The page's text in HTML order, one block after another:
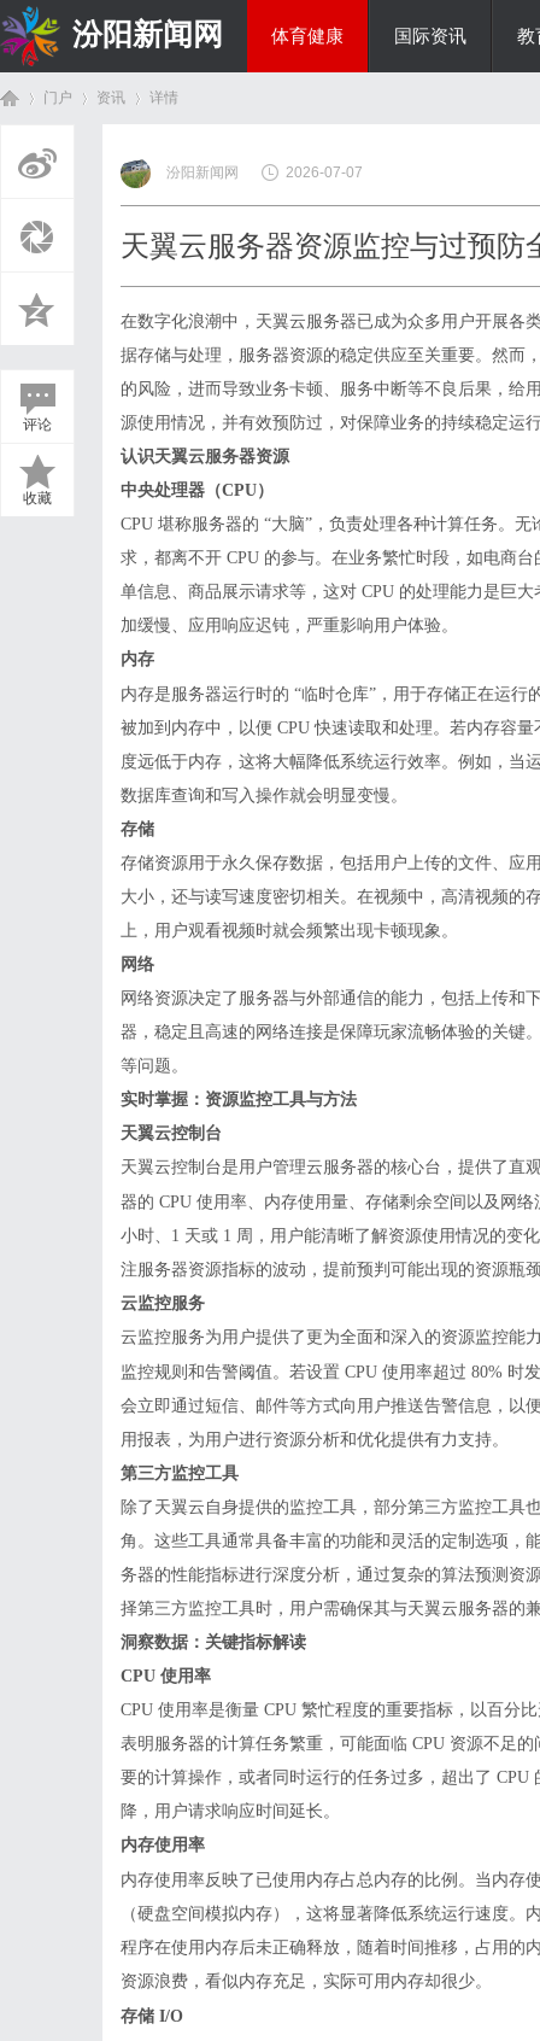
汾阳新闻网 体育健康 国际资讯 教
门户 资讯
›
详情
评论
收藏
汾阳新闻网 2026-07-07
天翼云服务器资源监控与过预防
在数字化浪潮中，天翼云服务器已成为众多用户开展各
据存储与处理，服务器资源的稳定供应至关重要。然而
的风险，进而导致业务卡顿、服务中断等不良后果，给
源使用情况，并有效预防过，对保障业务的持续稳定运
认识天翼云服务器资源
中央处理器（CPU）
CPU 堪称服务器的 “大脑”，负责处理各种计算任务。
求，都离不开 CPU 的参与。在业务繁忙时段，如电商
单信息、商品展示请求等，这对 CPU 的处理能力是巨
加缓慢、应用响应迟钝，严重影响用户体验。
内存
内存是服务器运行时的 “临时仓库”，用于存储正在运行
被加到内存中，以便 CPU 快速读取和处理。若内存容
度远低于内存，这将大幅降低系统运行效率。例如，当
数据库查询和写入操作就会明显变慢。
存储
存储资源用于永久保存数据，包括用户上传的文件、应
大小，还与读写速度密切相关。在视频中，高清视频的
上，用户观看视频时就会频繁出现卡顿现象。
网络
网络资源决定了服务器与外部通信的能力，包括上传和
器，稳定且高速的网络连接是保障玩家流畅体验的关键
等问题。
实时掌握：资源监控工具与方法
天翼云控制台
天翼云控制台是用户管理云服务器的核心台，提供了直
器的 CPU 使用率、内存使用量、存储剩余空间以及网
小时、1 天或 1 周，用户能清晰了解资源使用情况的变
注服务器资源指标的波动，提前预判可能出现的资源瓶
云监控服务
云监控服务为用户提供了更为全面和深入的资源监控能
监控规则和告警阈值。若设置 CPU 使用率超过 80% 时
会立即通过短信、邮件等方式向用户推送告警信息，以
用报表，为用户进行资源分析和优化提供有力支持。
第三方监控工具
除了天翼云自身提供的监控工具，部分第三方监控工具
角。这些工具通常具备丰富的功能和灵活的定制选项，
务器的性能指标进行深度分析，通过复杂的算法预测资
择第三方监控工具时，用户需确保其与天翼云服务器的
洞察数据：关键指标解读
CPU 使用率
CPU 使用率是衡量 CPU 繁忙程度的重要指标，以百分
表明服务器的计算任务繁重，可能面临 CPU 资源不足
要的计算操作，或者同时运行的任务过多，超出了
降，用户请求响应时间延长。
内存使用率
内存使用率反映了已使用内存占总内存的比例。当内存
（硬盘空间模拟内存），这将显著降低系统运行速度
程序在使用内存后未正确释放，随着时间推移，占用的
资源浪费，看似内存充足，实际可用内存却很少。
存储 I/O